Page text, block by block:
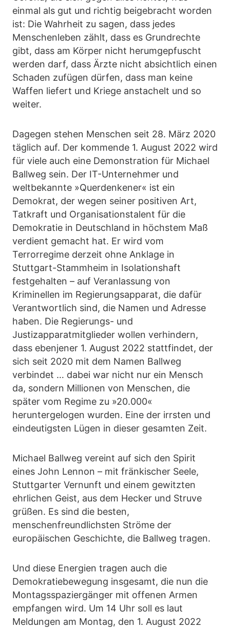
einmal als gut und richtig beigebracht worden
ist: Die Wahrheit zu sagen, dass jedes
Menschenleben zählt, dass es Grundrechte
gibt, dass am Körper nicht herumgepfuscht
werden darf, dass Ärzte nicht absichtlich einen
Schaden zufügen dürfen, dass man keine
Waffen liefert und Kriege anstachelt und so
weiter.
Dagegen stehen Menschen seit 28. März 2020
täglich auf. Der kommende 1. August 2022 wird
für viele auch eine Demonstration für Michael
Ballweg sein. Der IT-Unternehmer und
weltbekannte »Querdenkener« ist ein
Demokrat, der wegen seiner positiven Art,
Tatkraft und Organisationstalent für die
Demokratie in Deutschland in höchstem Maß
verdient gemacht hat. Er wird vom
Terrorregime derzeit ohne Anklage in
Stuttgart-Stammheim in Isolationshaft
festgehalten – auf Veranlassung von
Kriminellen im Regierungsapparat, die dafür
Verantwortlich sind, die Namen und Adresse
haben. Die Regierungs- und
Justizapparatmitglieder wollen verhindern,
dass ebenjener 1. August 2022 stattfindet, der
sich seit 2020 mit dem Namen Ballweg
verbindet … dabei war nicht nur ein Mensch
da, sondern Millionen von Menschen, die
später vom Regime zu »20.000«
heruntergelogen wurden. Eine der irrsten und
eindeutigsten Lügen in dieser gesamten Zeit.
Michael Ballweg vereint auf sich den Spirit
eines John Lennon – mit fränkischer Seele,
Stuttgarter Vernunft und einem gewitzten
ehrlichen Geist, aus dem Hecker und Struve
grüßen. Es sind die besten,
menschenfreundlichsten Ströme der
europäischen Geschichte, die Ballweg tragen.
Und diese Energien tragen auch die
Demokratiebewegung insgesamt, die nun die
Montagsspaziergänger mit offenen Armen
empfangen wird. Um 14 Uhr soll es laut
Meldungen am Montag, den 1. August 2022